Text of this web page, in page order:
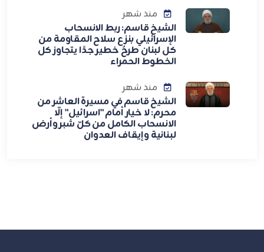
منذ شهر
الشيخ قاسم: ربط الانسحاب
الإسرائيلي بنزع سلاح المقاومة من
كل لبنان طرحٌ خطير جدًا يتجاوز كل
الخطوط الحمراء
منذ شهر
الشيخ قاسم في مسيرة العاشر من
محرم: لا خيار أمام "اسرائيل" إلّا
الانسحاب الكامل من كلّ شبر وأرض
لبنانية وإيقاف العدوان